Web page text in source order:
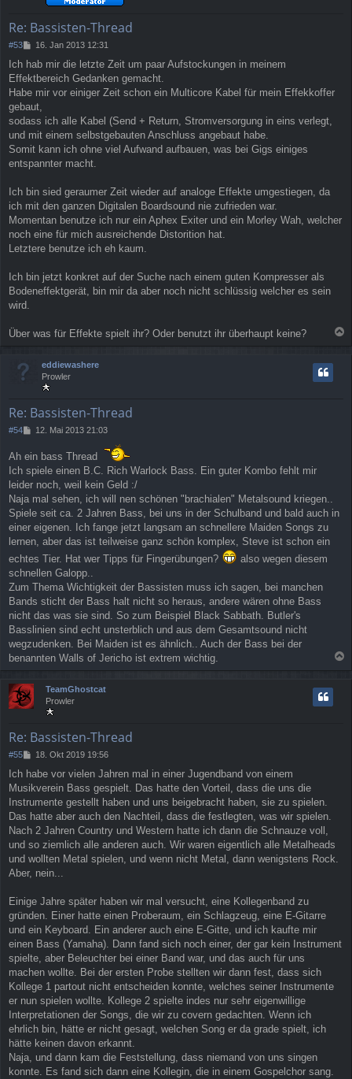
Re: Bassisten-Thread
#53
B
i
t
r
a
16. Jan 2013 12:31
Ich hab mir die letzte Zeit um paar Aufstockungen in meinem
Effektbereich Gedanken gemacht.
Habe mir vor einiger Zeit schon ein Multicore Kabel für mein Effekkoffer
gebaut,
sodass ich alle Kabel (Send + Return, Stromversorgung in eins verlegt,
und mit einem selbstgebauten Anschluss angebaut habe.
Somit kann ich ohne viel Aufwand aufbauen, was bei Gigs einiges
entspannter macht.
Ich bin sied geraumer Zeit wieder auf analoge Effekte umgestiegen, da
ich mit den ganzen Digitalen Boardsound nie zufrieden war.
Momentan benutze ich nur ein Aphex Exiter und ein Morley Wah, welcher
noch eine für mich ausreichende Distorition hat.
Letztere benutze ich eh kaum.
Ich bin jetzt konkret auf der Suche nach einem guten Kompresser als
Bodeneffektgerät, bin mir da aber noch nicht schlüssig welcher es sein
wird.
Über was für Effekte spielt ihr? Oder benutzt ihr überhaupt keine?
eddiewashere
Prowler
Re: Bassisten-Thread
#54
B
i
r
g
12. Mai 2013 21:03
Ah ein bass Thread
Ich spiele einen B.C. Rich Warlock Bass. Ein guter Kombo fehlt mir
leider noch, weil kein Geld :/
Naja mal sehen, ich will nen schönen "brachialen" Metalsound kriegen..
Spiele seit ca. 2 Jahren Bass, bei uns in der Schulband und bald auch in
einer eigenen. Ich fange jetzt langsam an schnellere Maiden Songs zu
lernen, aber das ist teilweise ganz schön komplex, Steve ist schon ein
echtes Tier. Hat wer Tipps für Fingerübungen?
also wegen diesem
schnellen Galopp..
Zum Thema Wichtigkeit der Bassisten muss ich sagen, bei manchen
Bands sticht der Bass halt nicht so heraus, andere wären ohne Bass
nicht das was sie sind. So zum Beispiel Black Sabbath. Butler's
Basslinien sind echt unsterblich und aus dem Gesamtsound nicht
wegzudenken. Bei Maiden ist es ähnlich.. Auch der Bass bei der
benannten Walls of Jericho ist extrem wichtig.
a
TeamGhostcat
Prowler
Re: Bassisten-Thread
#55
B
i
t
r
a
g
18. Okt 2019 19:56
Ich habe vor vielen Jahren mal in einer Jugendband von einem
Musikverein Bass gespielt. Das hatte den Vorteil, dass die uns die
Instrumente gestellt haben und uns beigebracht haben, sie zu spielen.
Das hatte aber auch den Nachteil, dass die festlegten, was wir spielen.
Nach 2 Jahren Country und Western hatte ich dann die Schnauze voll,
und so ziemlich alle anderen auch. Wir waren eigentlich alle Metalheads
und wollten Metal spielen, und wenn nicht Metal, dann wenigstens Rock.
Aber, nein...
Einige Jahre später haben wir mal versucht, eine Kollegenband zu
gründen. Einer hatte einen Proberaum, ein Schlagzeug, eine E-Gitarre
und ein Keyboard. Ein anderer auch eine E-Gitte, und ich kaufte mir
einen Bass (Yamaha). Dann fand sich noch einer, der gar kein Instrument
spielte, aber Beleuchter bei einer Band war, und das auch für uns
machen wollte. Bei der ersten Probe stellten wir dann fest, dass sich
Kollege 1 partout nicht entscheiden konnte, welches seiner Instrumente
er nun spielen wollte. Kollege 2 spielte indes nur sehr eigenwillige
Interpretationen der Songs, die wir zu covern gedachten. Wenn ich
ehrlich bin, hätte er nicht gesagt, welchen Song er da grade spielt, ich
hätte keinen davon erkannt.
Naja, und dann kam die Feststellung, dass niemand von uns singen
konnte. Es fand sich dann eine Kollegin, die in einem Gospelchor sang.